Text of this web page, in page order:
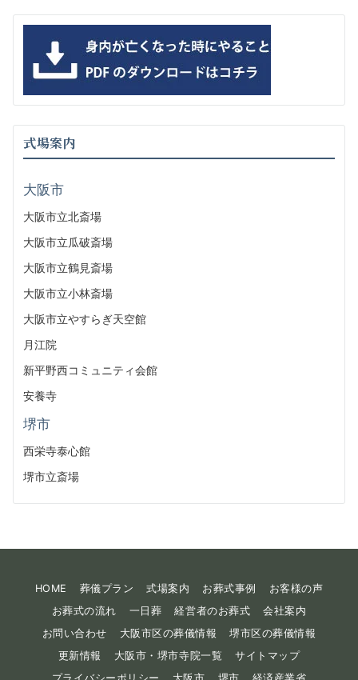
式場案内
大阪市
大阪市立北斎場
大阪市立瓜破斎場
大阪市立鶴見斎場
大阪市立小林斎場
大阪市立やすらぎ天空館
月江院
新平野西コミュニティ会館
安養寺
堺市
西栄寺泰心館
堺市立斎場
HOME 葬儀プラン 式場案内 お葬式事例
お客様の声
お葬式の流れ
一日葬 経営者のお葬式
会社案内
お問い合わせ
大阪市区の葬儀情報
堺市区の葬儀情報
更新情報
大阪市・堺市寺院一覧
サイトマップ